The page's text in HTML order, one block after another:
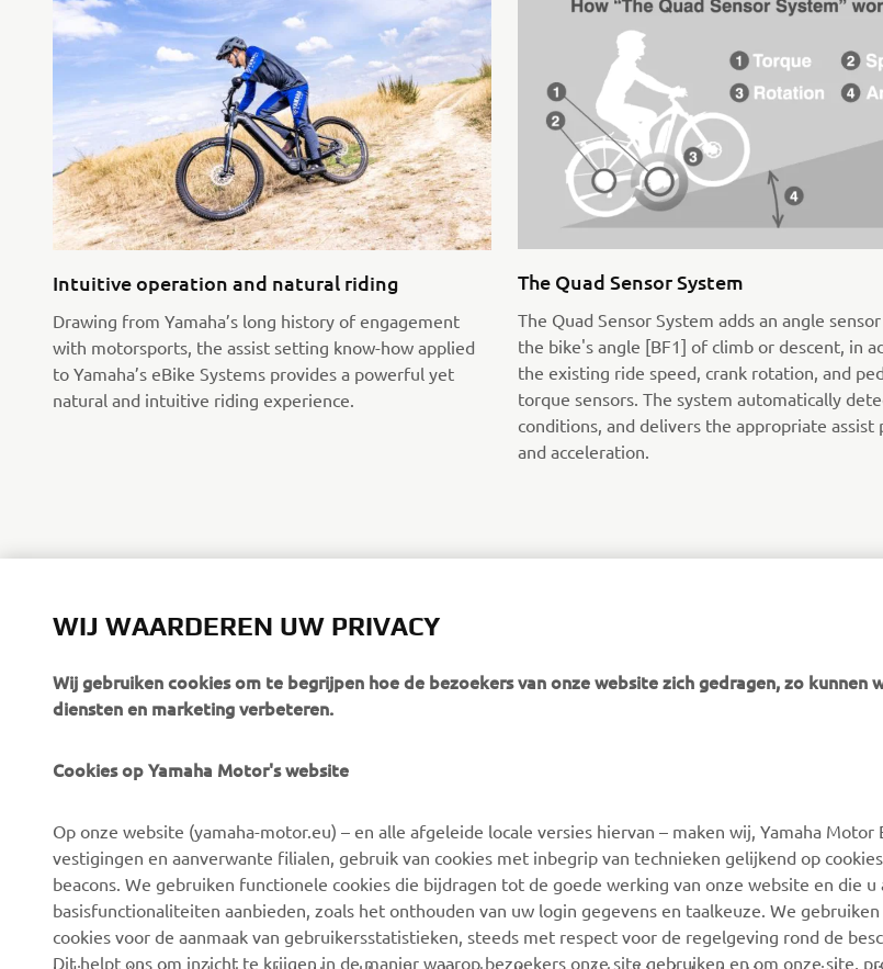
Intuitive operation and natural riding
Drawing from Yamaha’s long history of engagement
with motorsports, the assist setting know-how applied
to Yamaha’s eBike Systems provides a powerful yet
natural and intuitive riding experience.
The Quad Sensor System
The Quad Sensor System adds an angle
the bike's angle [BF1] of climb or descent, in addition to
the existing ride speed, crank rotation, and
torque sensors. The system automatically
conditions, and delivers the appropriate assist
and acceleration.
CORPORATE
Over ons
Nieuws
Evenementen
BUSINESS
eBike-systemen
Autoriteiten
Golfterreinen
Eerstehulpverleners
MyYamaha
Yamaha Music
Yamaha Racing
Yamaha Motor Global
Webshop Support
Onderdelen
maken
WIJ WAARDEREN UW PRIVACY
Wij gebruiken cookies om te begrijpen hoe de bezoekers van onze website zich gedragen, zo kunnen
diensten en marketing verbeteren.
Cookies op Yamaha Motor's website
Op onze website (yamaha-motor.eu) – en alle afgeleide locale versies hiervan – maken wij, Yamaha Motor
vestigingen en aanverwante filialen, gebruik van cookies met inbegrip van technieken gelijkend op
beacons. We gebruiken functionele cookies die bijdragen tot de goede werking van onze website en die u
basisfunctionaliteiten aanbieden, zoals het onthouden van uw login gegevens en taalkeuze. We
cookies voor de aanmaak van gebruikersstatistieken, steeds met respect voor de regelgeving rond de
Dit helpt ons om inzicht te krijgen in de manier waarop bezoekers onze site gebruiken en om onze site,